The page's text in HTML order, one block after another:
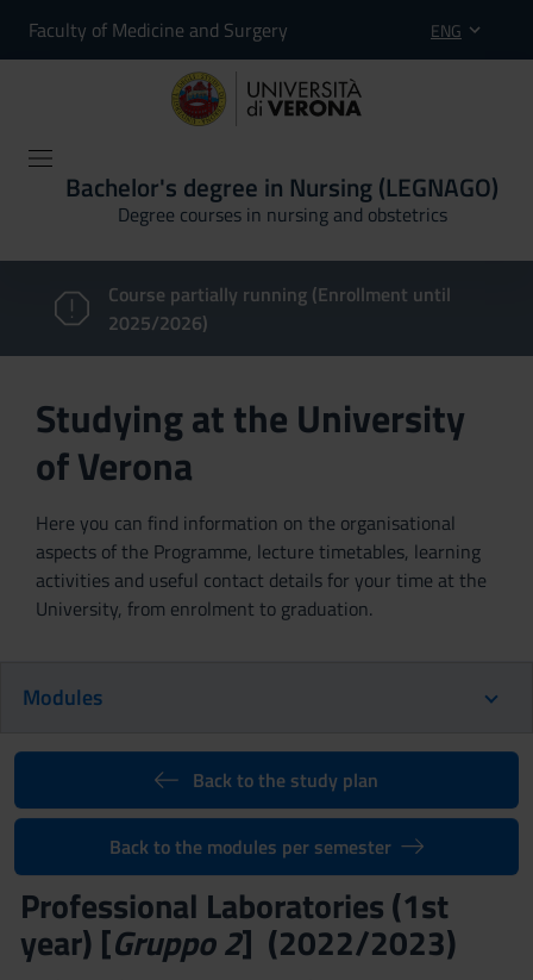
Faculty of Medicine and Surgery ENG
Bachelor's degree in Nursing (LEGNAGO)
Degree courses in nursing and obstetrics
Course partially running (Enrollment until
2025/2026)
Studying at the University
of Verona
Here you can find information on the organisational
aspects of the Programme, lecture timetables, learning
activities and useful contact details for your time at the
University, from enrolment to graduation.
Modules
Back to the study plan
Back to the modules per semester
Professional Laboratories (1st
year) [Gruppo 2] (2022/2023)